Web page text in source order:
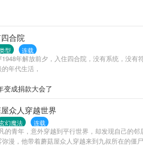
合院
型 连载
年解放前夕，入住四合院，没有系统，没
年代生活，
变成捐款大会了
众人穿越世界
幻魔法 连载
的青年，意外穿越到平行世界，却发现自己的
漫，他带着蘑菇屋众人穿越来到九叔所在的